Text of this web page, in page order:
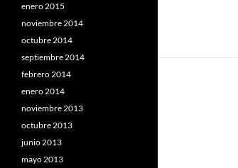
enero 2015
noviembre 2014
octubre 2014
septiembre 2014
febrero 2014
enero 2014
noviembre 2013
octubre 2013
junio 2013
mayo 2013